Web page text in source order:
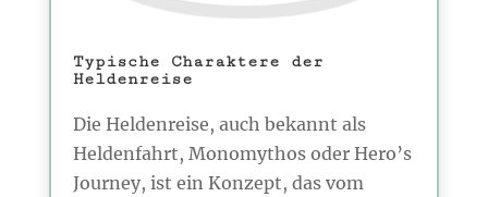
Typische Charaktere der
Heldenreise
Die Heldenreise, auch bekannt als
Heldenfahrt, Monomythos oder Hero’s
Journey, ist ein Konzept, das vom